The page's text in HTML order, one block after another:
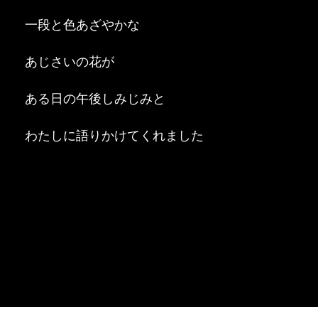
一段と色あざやかな
あじさいの花が
ある日の午後しみじみと
わたしに語りかけてくれました